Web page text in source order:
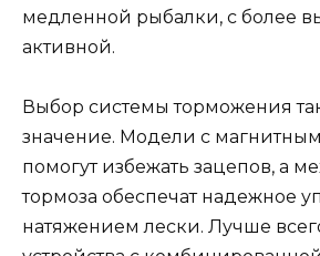
медленной рыбалки, с более
активной.
Выбор системы торможения
значение. Модели с
помогут избежать зацепов, а
тормоза обеспечат надежное
натяжением лески. Лучше